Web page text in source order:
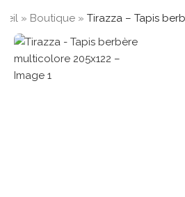
» Boutique» Tirazza – Tapis